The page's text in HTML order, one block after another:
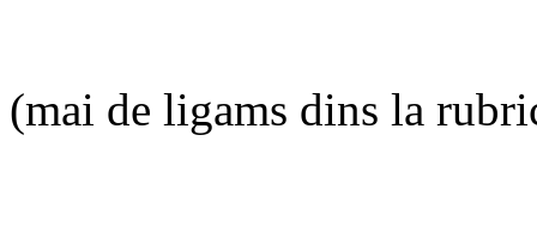
(mai de ligams dins la